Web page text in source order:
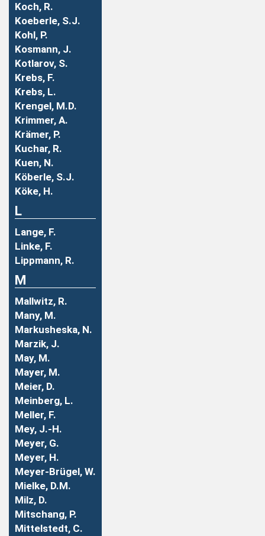
Koch, R.
Koeberle, S.J.
Kohl, P.
Kosmann, J.
Kotlarov, S.
Krebs, F.
Krebs, L.
Krengel, M.D.
Krimmer, A.
Krämer, P.
Kuchar, R.
Kuen, N.
Köberle, S.J.
Köke, H.
L
Lange, F.
Linke, F.
Lippmann, R.
M
Mallwitz, R.
Many, M.
Markusheska, N.
Marzik, J.
May, M.
Mayer, M.
Meier, D.
Meinberg, L.
Meller, F.
Mey, J.-H.
Meyer, G.
Meyer, H.
Meyer-Brügel, W.
Mielke, D.M.
Milz, D.
Mitschang, P.
Mittelstedt, C.